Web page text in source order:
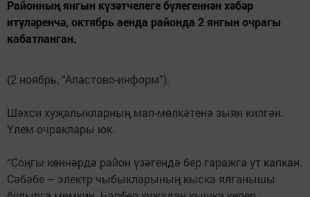
Районның янгын күзәтчелеге бүлегеннән хәбәр
итүләренчә, октябрь аенда районда 2 янгын очрагы
кабатланган.
(2 ноябрь, “Апастово-информ”).
Шәхси хуҗалыкларның мал-мөлкәтенә зыян килгән.
Үлем очраклары юк.
“Соңгы көннәрдә район үзәгендә бер гаражга ут капкан.
Сәбәбе – электр чыбыкларының кыска ялганышы